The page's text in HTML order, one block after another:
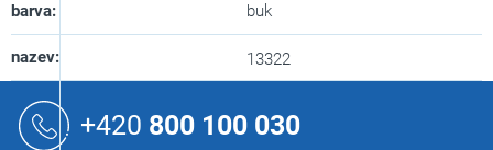
barva: buk
nazev: 13322
+420 800 100 030